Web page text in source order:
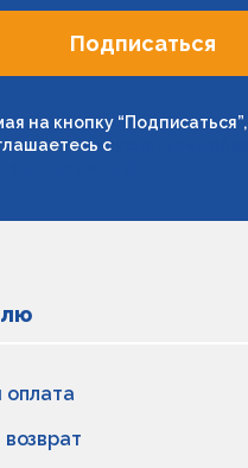
Подписаться
на кнопку “Подписаться”,
с
оплата